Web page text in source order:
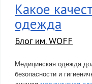
Какое
одежда
Блог им. WOFF
Медицинская одежда
безопасности и